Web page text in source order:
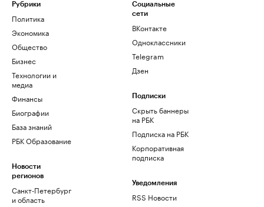
Рубрики
Политика
Экономика
Общество
Бизнес
Технологии и
медиа
Финансы
Биографии
База знаний
РБК Образование
Новости
регионов
Санкт-Петербург
и область
Социальные
сети
ВКонтакте
Одноклассники
Telegram
Дзен
Подписки
Скрыть баннеры
на РБК
Подписка на РБК
Корпоративная
подписка
Уведомления
RSS Новости